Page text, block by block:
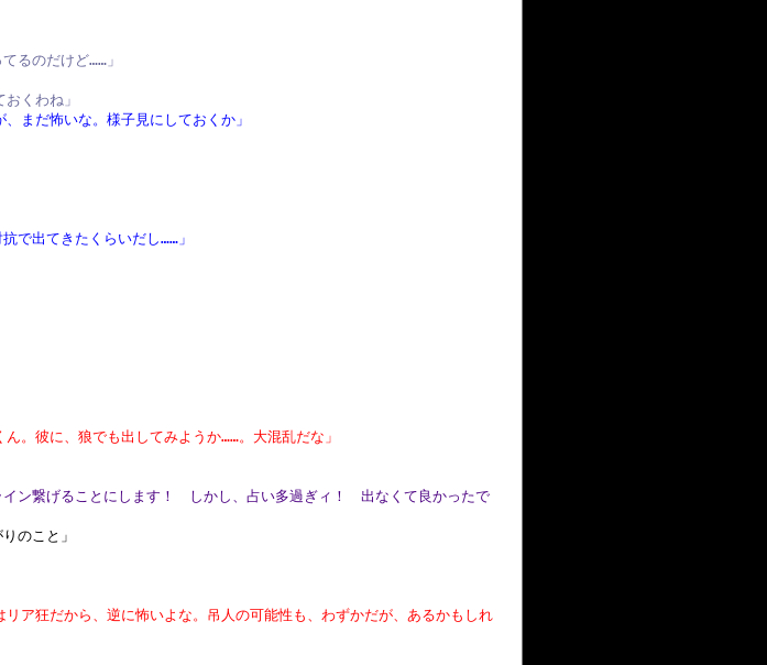
るのだけど……」
くわね」
まだ怖いな。様子見にしておくか」
で出てきたくらいだし……」
。彼に、狼でも出してみようか……。大混乱だな」
イン繋げることにします！ しかし、占い多過ぎィ！ 出なくて良かったで
のこと」
ア狂だから、逆に怖いよな。吊人の可能性も、わずかだが、あるかもしれ